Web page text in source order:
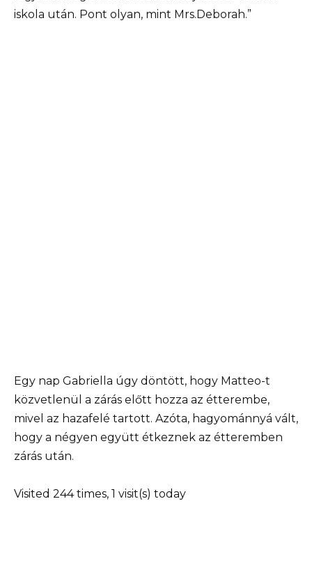
iskola után. Pont olyan, mint Mrs.Deborah.”
Egy nap Gabriella úgy döntött, hogy Matteo-t
közvetlenül a zárás előtt hozza az étterembe,
mivel az hazafelé tartott. Azóta, hagyománnyá vált,
hogy a négyen együtt étkeznek az étteremben
zárás után.
Visited 244 times, 1 visit(s) today